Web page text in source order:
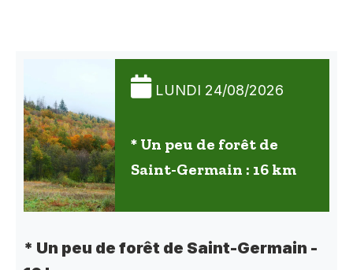
LUNDI 24/08/2026
* Un peu de forêt de
Saint-Germain : 16 km
* Un peu de forêt de Saint-Germain -